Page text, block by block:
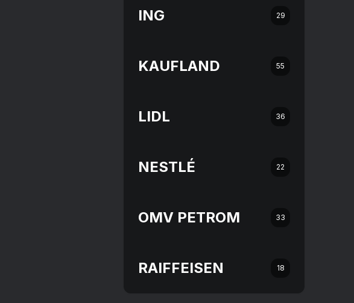
ING 29
KAUFLAND 55
LIDL 36
NESTLÉ 22
OMV PETROM 33
RAIFFEISEN 18